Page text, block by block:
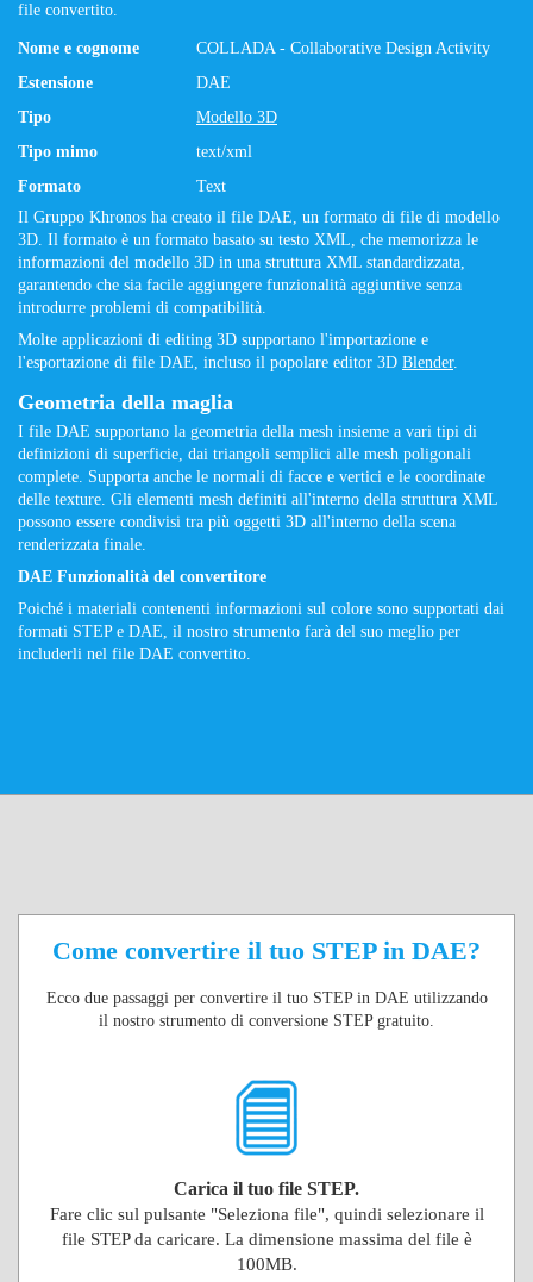
file convertito.
Nome e cognome
COLLADA - Collaborative Design Activity
Estensione
DAE
Tipo
Modello 3D
Tipo mimo
text/xml
Formato
Text
Il Gruppo Khronos ha creato il file DAE, un formato di file di modello
3D. Il formato è un formato basato su testo XML, che memorizza le
informazioni del modello 3D in una struttura XML standardizzata,
garantendo che sia facile aggiungere funzionalità aggiuntive senza
introdurre problemi di compatibilità.
Molte applicazioni di editing 3D supportano l'importazione e
l'esportazione di file DAE, incluso il popolare editor 3D Blender.
Geometria della maglia
I file DAE supportano la geometria della mesh insieme a vari tipi di
definizioni di superficie, dai triangoli semplici alle mesh poligonali
complete. Supporta anche le normali di facce e vertici e le coordinate
delle texture. Gli elementi mesh definiti all'interno della struttura XML
possono essere condivisi tra più oggetti 3D all'interno della scena
renderizzata finale.
DAE Funzionalità del convertitore
Poiché i materiali contenenti informazioni sul colore sono supportati dai
formati STEP e DAE, il nostro strumento farà del suo meglio per
includerli nel file DAE convertito.
Come convertire il tuo STEP in DAE?
Ecco due passaggi per convertire il tuo STEP in DAE utilizzando
il nostro strumento di conversione STEP gratuito.
Carica il tuo file STEP.
Fare clic sul pulsante "Seleziona file", quindi selezionare il
file STEP da caricare. La dimensione massima del file è
100MB.